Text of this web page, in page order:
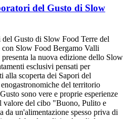
del Gusto di Slow
Gusto di Slow Food Terre del
Slow Food Bergamo Valli
la nuova edizione dello Slow
esclusivi pensati per
alla scoperta dei Sapori del
del territorio
sono vere e proprie esperienze
valore del cibo "Buono, Pulito e
da un'alimentazione spesso priva di